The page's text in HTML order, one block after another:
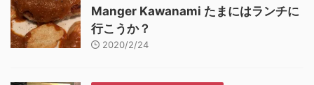
Manger Kawanami たまにはランチに
行こうか？
2020/2/24